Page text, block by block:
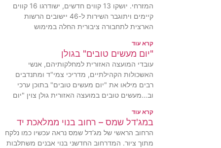
המזרחי. יושקו 13 קווים חדשים, ישודרגו 16 קווים
קיימים ויתוגבר השירות ל-46 יישובים הרשות
הארצית לתחבורה ציבורית החלה במימוש
קרא עוד
"יום מעשים טובים" בגולן
עובדי המועצה האזורית למחלקותיהם, אנשי
האשכולות הקהילתיים, מדריכי צמי"ד ומתנדבים
רבים מילאו את "יום מעשים טובים" בתוכן ערכי
וב…מעשים טובים במועצה האזורית גולן צוין "יום
קרא עוד
במג'דל שמס – רחוב בנוי ממלאכת יד
הרחוב הראשי של מג'דל שמס נראה עכשיו כמו נלקח
מתוך ציור. המדרחוב החדשני בנוי אבנים משתלבות